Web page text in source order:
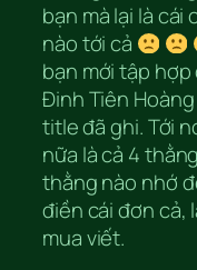
bạn mà lại là cái
nào tới cả
bạn mới tập hợp
Đinh Tiên
title đã ghi. Tới
nữa là cả 4
thằng nào nhớ
điền cái đơn cả,
mua viết.